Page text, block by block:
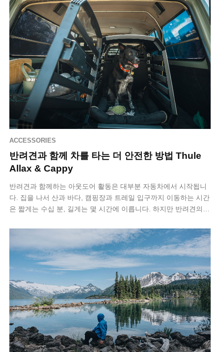
ACCESSORIES
반려견과 함께 차를 타는 더 안전한 방법 Thule
Allax & Cappy
반려견과 함께하는 아웃도어 활동은 대부분 자동차에서 시작됩니
다. 집을 나서 산과 바다, 캠핑장과 트레일 입구까지 이동하는 시간
은 짧게는 수십 분, 길게는 몇 시간에 이릅니다. 하지만 반려견의